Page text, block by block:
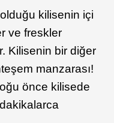
kilisenin içi
ve freskler
Kilisenin bir diğer
manzarası!
önce kilisede